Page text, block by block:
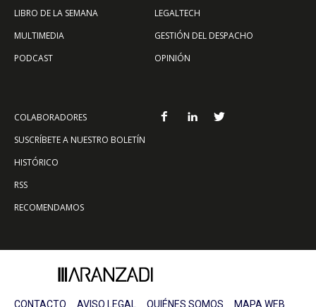
LIBRO DE LA SEMANA
MULTIMEDIA
PODCAST
LEGALTECH
GESTIÓN DEL DESPACHO
OPINIÓN
COLABORADORES
SUSCRÍBETE A NUESTRO BOLETÍN
HISTÓRICO
RSS
RECOMENDAMOS
CONTACTO AVISO LEGAL QUIÉNES SOMOS MAPA WEB